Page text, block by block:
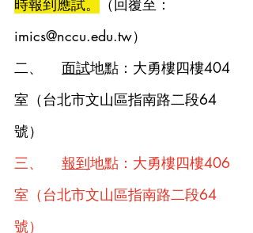
時報到應試。
（回覆至：
imics@nccu.edu.tw）
二、 面試地點：大勇樓四樓404
室（台北市文山區指南路二段64
號）
三、 報到地點：大勇樓四樓406
室（台北市文山區指南路二段64
號）